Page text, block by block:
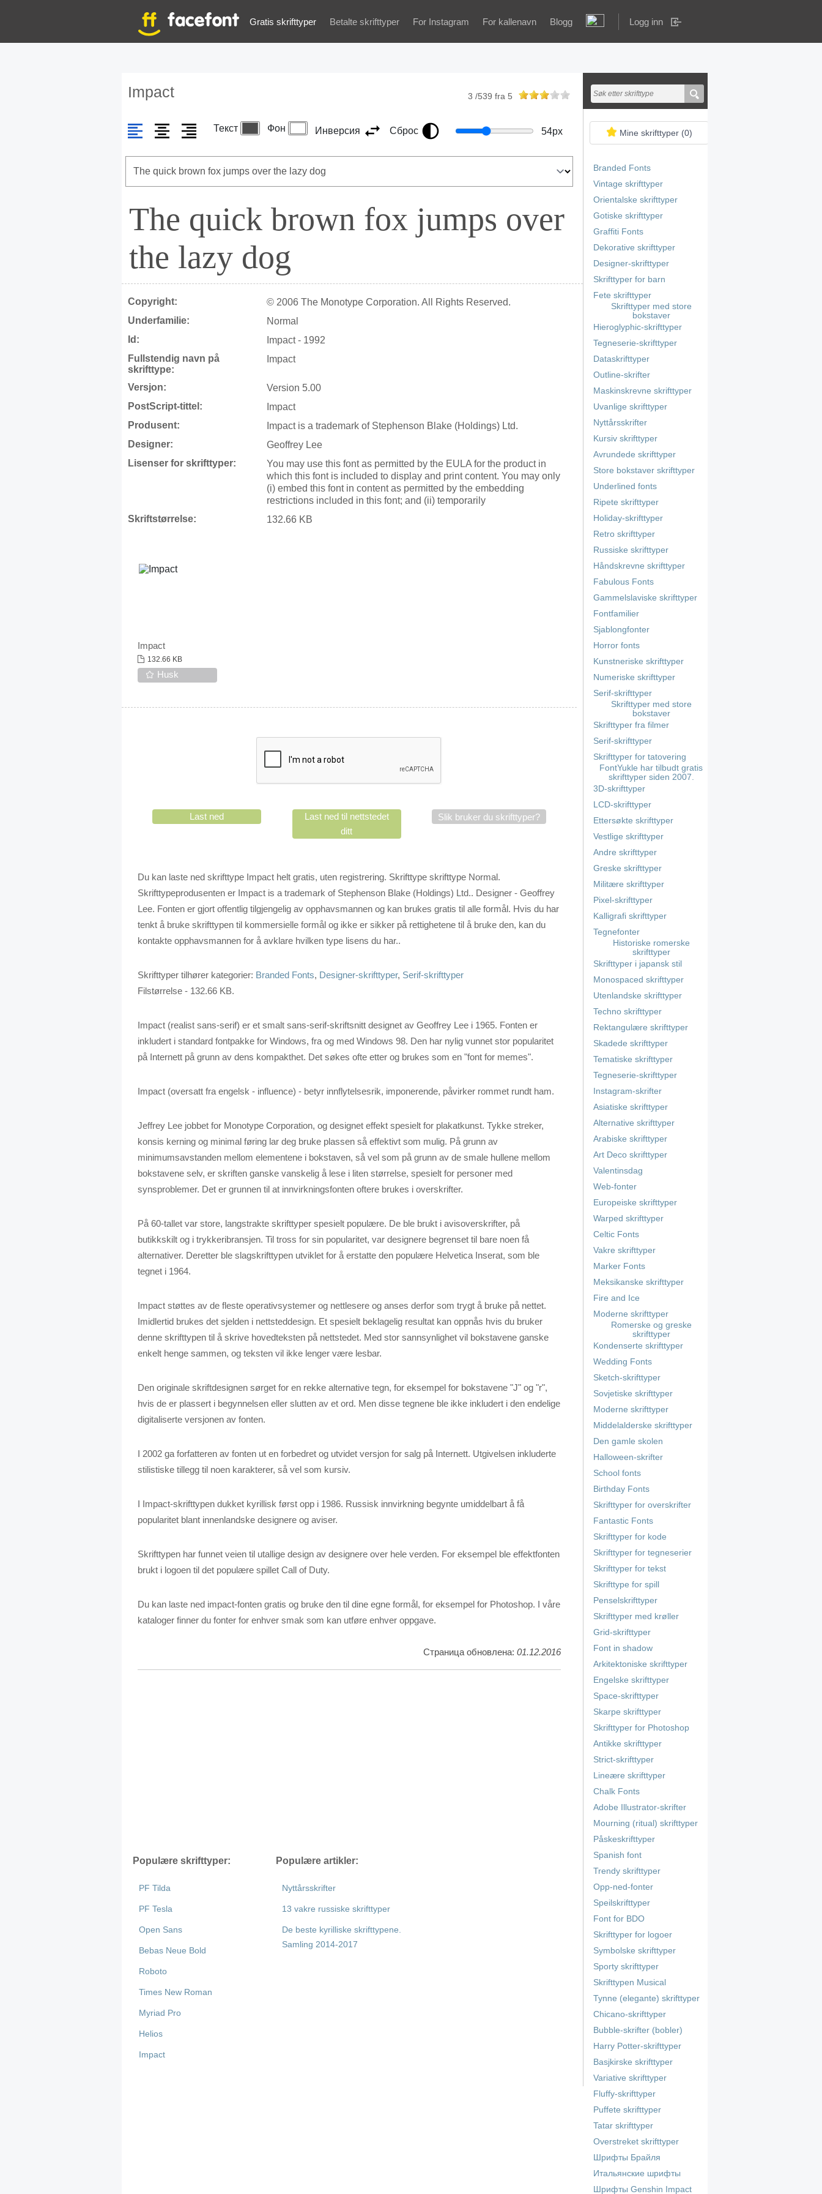
Gratis skrifttyper Betalte skrifttyper For Instagram For kallenavn Blogg Logg inn
Impact 3 /539 fra 5
Текст Фон Инверсия Сброс 54px
The quick brown fox jumps over
the lazy dog
Copyright:
© 2006 The Monotype Corporation. All Rights Reserved.
Underfamilie:
Normal
Id:
Impact - 1992
Fullstendig navn på
skrifttype:
Impact
Versjon:
Version 5.00
PostScript-tittel:
Impact
Produsent:
Impact is a trademark of Stephenson Blake (Holdings) Ltd.
Designer:
Geoffrey Lee
Lisenser for skrifttyper:
You may use this font as permitted by the EULA for the product in
which this font is included to display and print content. You may only
(i) embed this font in content as permitted by the embedding
restrictions included in this font; and (ii) temporarily
Skriftstørrelse:
132.66 KB
Impact
132.66 KB
Husk
Last ned
Last ned til nettstedet
ditt
Slik bruker du skrifttyper?
Du kan laste ned skrifttype Impact helt gratis, uten registrering. Skrifttype skrifttype Normal.
Skrifttypeprodusenten er Impact is a trademark of Stephenson Blake (Holdings) Ltd.. Designer - Geoffrey
Lee. Fonten er gjort offentlig tilgjengelig av opphavsmannen og kan brukes gratis til alle formål. Hvis du har
tenkt å bruke skrifttypen til kommersielle formål og ikke er sikker på rettighetene til å bruke den, kan du
kontakte opphavsmannen for å avklare hvilken type lisens du har..
Skrifttyper tilhører kategorier: Branded Fonts, Designer-skrifttyper, Serif-skrifttyper
Filstørrelse - 132.66 KB.
Impact (realist sans-serif) er et smalt sans-serif-skriftsnitt designet av Geoffrey Lee i 1965. Fonten er
inkludert i standard fontpakke for Windows, fra og med Windows 98. Den har nylig vunnet stor popularitet
på Internett på grunn av dens kompakthet. Det søkes ofte etter og brukes som en "font for memes".
Impact (oversatt fra engelsk - influence) - betyr innflytelsesrik, imponerende, påvirker rommet rundt ham.
Jeffrey Lee jobbet for Monotype Corporation, og designet effekt spesielt for plakatkunst. Tykke streker,
konsis kerning og minimal føring lar deg bruke plassen så effektivt som mulig. På grunn av
minimumsavstanden mellom elementene i bokstaven, så vel som på grunn av de smale hullene mellom
bokstavene selv, er skriften ganske vanskelig å lese i liten størrelse, spesielt for personer med
synsproblemer. Det er grunnen til at innvirkningsfonten oftere brukes i overskrifter.
På 60-tallet var store, langstrakte skrifttyper spesielt populære. De ble brukt i avisoverskrifter, på
butikkskilt og i trykkeribransjen. Til tross for sin popularitet, var designere begrenset til bare noen få
alternativer. Deretter ble slagskrifttypen utviklet for å erstatte den populære Helvetica Inserat, som ble
tegnet i 1964.
Impact støttes av de fleste operativsystemer og nettlesere og anses derfor som trygt å bruke på nettet.
Imidlertid brukes det sjelden i nettsteddesign. Et spesielt beklagelig resultat kan oppnås hvis du bruker
denne skrifttypen til å skrive hovedteksten på nettstedet. Med stor sannsynlighet vil bokstavene ganske
enkelt henge sammen, og teksten vil ikke lenger være lesbar.
Den originale skriftdesignen sørget for en rekke alternative tegn, for eksempel for bokstavene "J" og "r",
hvis de er plassert i begynnelsen eller slutten av et ord. Men disse tegnene ble ikke inkludert i den endelige
digitaliserte versjonen av fonten.
I 2002 ga forfatteren av fonten ut en forbedret og utvidet versjon for salg på Internett. Utgivelsen inkluderte
stilistiske tillegg til noen karakterer, så vel som kursiv.
I Impact-skrifttypen dukket kyrillisk først opp i 1986. Russisk innvirkning begynte umiddelbart å få
popularitet blant innenlandske designere og aviser.
Skrifttypen har funnet veien til utallige design av designere over hele verden. For eksempel ble effektfonten
brukt i logoen til det populære spillet Call of Duty.
Du kan laste ned impact-fonten gratis og bruke den til dine egne formål, for eksempel for Photoshop. I våre
kataloger finner du fonter for enhver smak som kan utføre enhver oppgave.
Страница обновлена: 01.12.2016
Populære skrifttyper:
PF Tilda
PF Tesla
Open Sans
Bebas Neue Bold
Roboto
Times New Roman
Myriad Pro
Helios
Impact
Populære artikler:
Nyttårsskrifter
13 vakre russiske skrifttyper
De beste kyrilliske skrifttypene.
Samling 2014-2017
Mine skrifttyper (0)
Branded Fonts
Vintage skrifttyper
Orientalske skrifttyper
Gotiske skrifttyper
Graffiti Fonts
Dekorative skrifttyper
Designer-skrifttyper
Skrifttyper for barn
Fete skrifttyper
Skrifttyper med store
bokstaver
Hieroglyphic-skrifttyper
Tegneserie-skrifttyper
Dataskrifttyper
Outline-skrifter
Maskinskrevne skrifttyper
Uvanlige skrifttyper
Nyttårsskrifter
Kursiv skrifttyper
Avrundede skrifttyper
Store bokstaver skrifttyper
Underlined fonts
Ripete skrifttyper
Holiday-skrifttyper
Retro skrifttyper
Russiske skrifttyper
Håndskrevne skrifttyper
Fabulous Fonts
Gammelslaviske skrifttyper
Fontfamilier
Sjablongfonter
Horror fonts
Kunstneriske skrifttyper
Numeriske skrifttyper
Serif-skrifttyper
Skrifttyper med store
bokstaver
Skrifttyper fra filmer
Serif-skrifttyper
Skrifttyper for tatovering
FontYukle har tilbudt gratis
skrifttyper siden 2007.
3D-skrifttyper
LCD-skrifttyper
Ettersøkte skrifttyper
Vestlige skrifttyper
Andre skrifttyper
Greske skrifttyper
Militære skrifttyper
Pixel-skrifttyper
Kalligrafi skrifttyper
Tegnefonter
Historiske romerske
skrifttyper
Skrifttyper i japansk stil
Monospaced skrifttyper
Utenlandske skrifttyper
Techno skrifttyper
Rektangulære skrifttyper
Skadede skrifttyper
Tematiske skrifttyper
Tegneserie-skrifttyper
Instagram-skrifter
Asiatiske skrifttyper
Alternative skrifttyper
Arabiske skrifttyper
Art Deco skrifttyper
Valentinsdag
Web-fonter
Europeiske skrifttyper
Warped skrifttyper
Celtic Fonts
Vakre skrifttyper
Marker Fonts
Meksikanske skrifttyper
Fire and Ice
Moderne skrifttyper
Romerske og greske
skrifttyper
Kondenserte skrifttyper
Wedding Fonts
Sketch-skrifttyper
Sovjetiske skrifttyper
Moderne skrifttyper
Middelalderske skrifttyper
Den gamle skolen
Halloween-skrifter
School fonts
Birthday Fonts
Skrifttyper for overskrifter
Fantastic Fonts
Skrifttyper for kode
Skrifttyper for tegneserier
Skrifttyper for tekst
Skrifttype for spill
Penselskrifttyper
Skrifttyper med krøller
Grid-skrifttyper
Font in shadow
Arkitektoniske skrifttyper
Engelske skrifttyper
Space-skrifttyper
Skarpe skrifttyper
Skrifttyper for Photoshop
Antikke skrifttyper
Strict-skrifttyper
Lineære skrifttyper
Chalk Fonts
Adobe Illustrator-skrifter
Mourning (ritual) skrifttyper
Påskeskrifttyper
Spanish font
Trendy skrifttyper
Opp-ned-fonter
Speilskrifttyper
Font for BDO
Skrifttyper for logoer
Symbolske skrifttyper
Sporty skrifttyper
Skrifttypen Musical
Tynne (elegante) skrifttyper
Chicano-skrifttyper
Bubble-skrifter (bobler)
Harry Potter-skrifttyper
Basjkirske skrifttyper
Variative skrifttyper
Fluffy-skrifttyper
Puffete skrifttyper
Tatar skrifttyper
Overstreket skrifttyper
Шрифты Брайля
Итальянские шрифты
Шрифты Genshin Impact